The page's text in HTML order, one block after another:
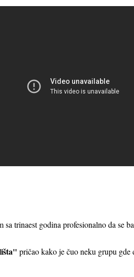
sa trinaest godina profesionalno da se
pričao kako je čuo neku grupu gde